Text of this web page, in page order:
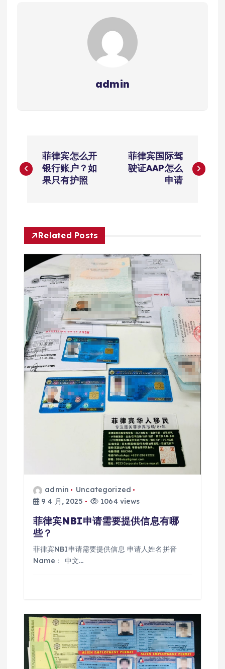
admin
章
航
菲律宾怎么开
银行账户？如
果只有护照
菲律宾国际驾
驶证AAP怎么
申请
Related Posts
admin
Uncategorized
9 4 月, 2025
1064 views
菲律宾NBI申请需要提供信息有哪
些？
菲律宾NBI申请需要提供信息 申请人姓名拼音
Name： 中文…